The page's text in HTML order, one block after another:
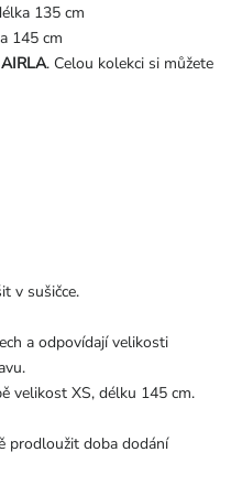
135 cm
145 cm
. Celou kolekci si můžete
v sušičce.
a odpovídají velikosti
velikost XS, délku 145 cm.
prodloužit doba dodání